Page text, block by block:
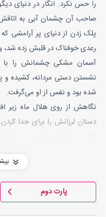
را حس نکرد. انگار در دنیای
صاحب آن چشمان آبی به اتاقش
پلک زدن از دنیای پر آرامشی
رعدی خوفناک در قلبش زده
آسمان مشکی چشمانش را با
نشستن دستی مردانه، کشیده
شده بود و نفس از او می‌گرفت.
نگاهش از روی هلال ماه زیر
دستان لرزانش را برای جدا
عجله نفس دخترک را می‌گرفت،
لذتی پنهان از بی‌نفس شدن
سر بالا و کشیده‌اش را با سر
پارت دوم